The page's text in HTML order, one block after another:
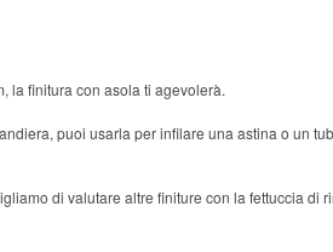
la finitura con asola ti agevolerà.
puoi usarla per infilare una astina o un
di valutare altre finiture con la fettuccia di